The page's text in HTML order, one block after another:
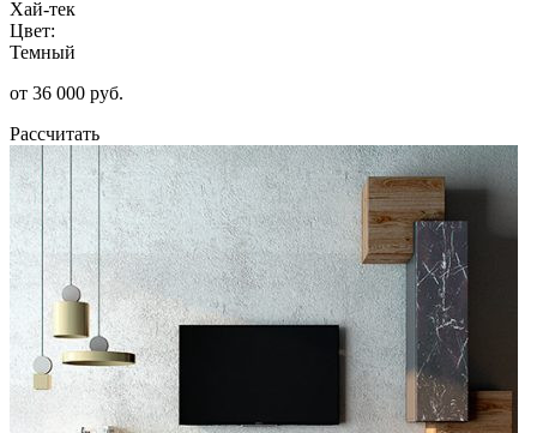
Хай-тек
Цвет:
Темный
от 36 000 руб.
Рассчитать